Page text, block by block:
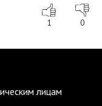
1 0
лицам